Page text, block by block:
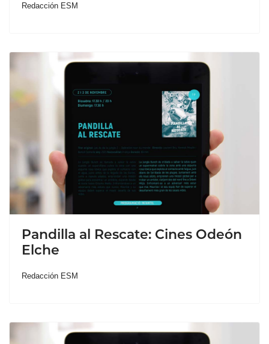
Redacción ESM
Pandilla al Rescate: Cines Odeón
Elche
Redacción ESM